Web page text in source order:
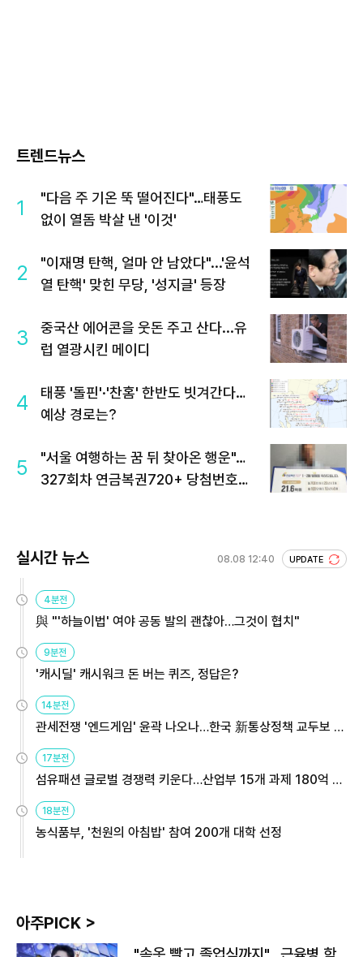
트렌드뉴스
1
"다음 주 기온 뚝 떨어진다"…태풍도
없이 열돔 박살 낸 '이것'
2
"이재명 탄핵, 얼마 안 남았다"...'윤석
열 탄핵' 맞힌 무당, '성지글' 등장
3
중국산 에어콘을 웃돈 주고 산다...유
럽 열광시킨 메이디
4
태풍 '돌핀'·'찬홈' 한반도 빗겨간다…
예상 경로는?
5
"서울 여행하는 꿈 뒤 찾아온 행운"…
327회차 연금복권720+ 당첨번호조
실시간 뉴스 08.08 12:40 UPDATE
4분전
與 "'하늘이법' 여야 공동 발의 괜찮아…그것이 협치"
9분전
'캐시딜' 캐시워크 돈 버는 퀴즈, 정답은?
14분전
관세전쟁 '엔드게임' 윤곽 나오나…한국 新통상정책 교두보 활
17분전
섬유패션 글로벌 경쟁력 키운다…산업부 15개 과제 180억 지
18분전
농식품부, '천원의 아침밥' 참여 200개 대학 선정
아주PICK >